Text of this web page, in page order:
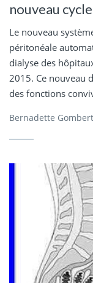
nouveau
Le nouveau
péritonéale
dialyse des
2015. Ce nouveau
des fonctions
Bernadette Gombert